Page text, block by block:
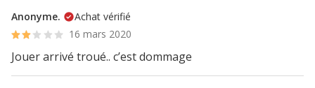
Anonyme.
Achat vérifié
16 mars 2020
Jouer arrivé troué.. c’est dommage